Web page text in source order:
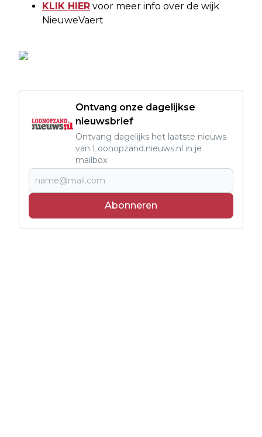
KLIK HIER voor meer info over de wijk
NieuweVaert
Ontvang onze dagelijkse
nieuwsbrief
Ontvang dagelijks het laatste nieuws
van Loonopzand.nieuws.nl in je
mailbox
Abonneren